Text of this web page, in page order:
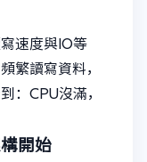
速度與IO等
繁讀寫資料，
：CPU沒滿，
開始